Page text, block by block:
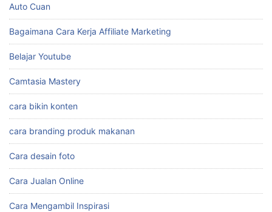
Auto Cuan
Bagaimana Cara Kerja Affiliate Marketing
Belajar Youtube
Camtasia Mastery
cara bikin konten
cara branding produk makanan
Cara desain foto
Cara Jualan Online
Cara Mengambil Inspirasi